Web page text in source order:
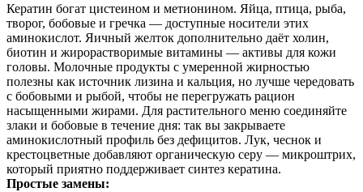
Кератин богат цистеином и метионином. Яйца, птица, рыба,
творог, бобовые и гречка — доступные носители этих
аминокислот. Яичный желток дополнительно даёт холин,
биотин и жирорастворимые витамины — активы для кожи
головы. Молочные продукты с умеренной жирностью
полезны как источник лизина и кальция, но лучше чередовать
с бобовыми и рыбой, чтобы не перегружать рацион
насыщенными жирами. Для растительного меню соединяйте
злаки и бобовые в течение дня: так вы закрываете
аминокислотный профиль без дефицитов. Лук, чеснок и
крестоцветные добавляют органическую серу — микроштрих,
который приятно поддерживает синтез кератина.
Простые замены: